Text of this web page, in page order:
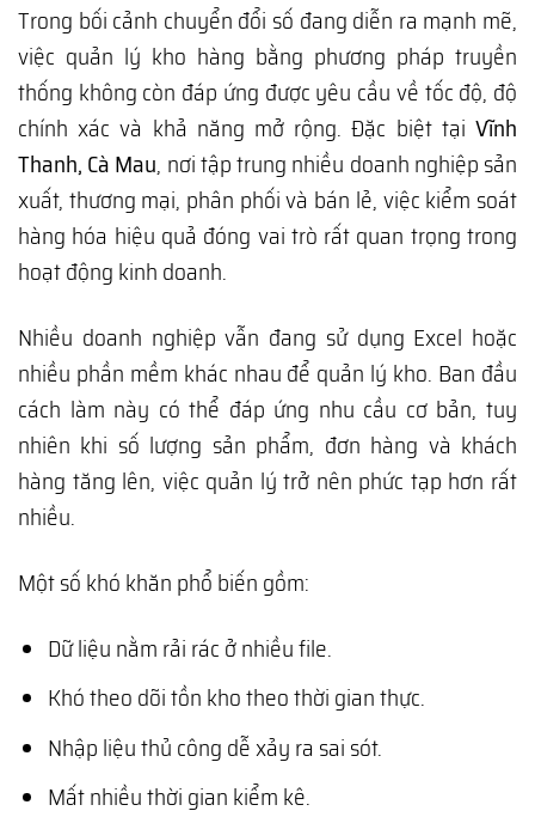
Trong bối cảnh chuyển đổi số đang diễn ra mạnh mẽ,
việc quản lý kho hàng bằng phương pháp truyền
thống không còn đáp ứng được yêu cầu về tốc độ, độ
chính xác và khả năng mở rộng. Đặc biệt tại Vĩnh
Thanh, Cà Mau, nơi tập trung nhiều doanh nghiệp sản
xuất, thương mại, phân phối và bán lẻ, việc kiểm soát
hàng hóa hiệu quả đóng vai trò rất quan trọng trong
hoạt động kinh doanh.
Nhiều doanh nghiệp vẫn đang sử dụng Excel hoặc
nhiều phần mềm khác nhau để quản lý kho. Ban đầu
cách làm này có thể đáp ứng nhu cầu cơ bản, tuy
nhiên khi số lượng sản phẩm, đơn hàng và khách
hàng tăng lên, việc quản lý trở nên phức tạp hơn rất
nhiều.
Một số khó khăn phổ biến gồm:
Dữ liệu nằm rải rác ở nhiều file.
Khó theo dõi tồn kho theo thời gian thực.
Nhập liệu thủ công dễ xảy ra sai sót.
Mất nhiều thời gian kiểm kê.